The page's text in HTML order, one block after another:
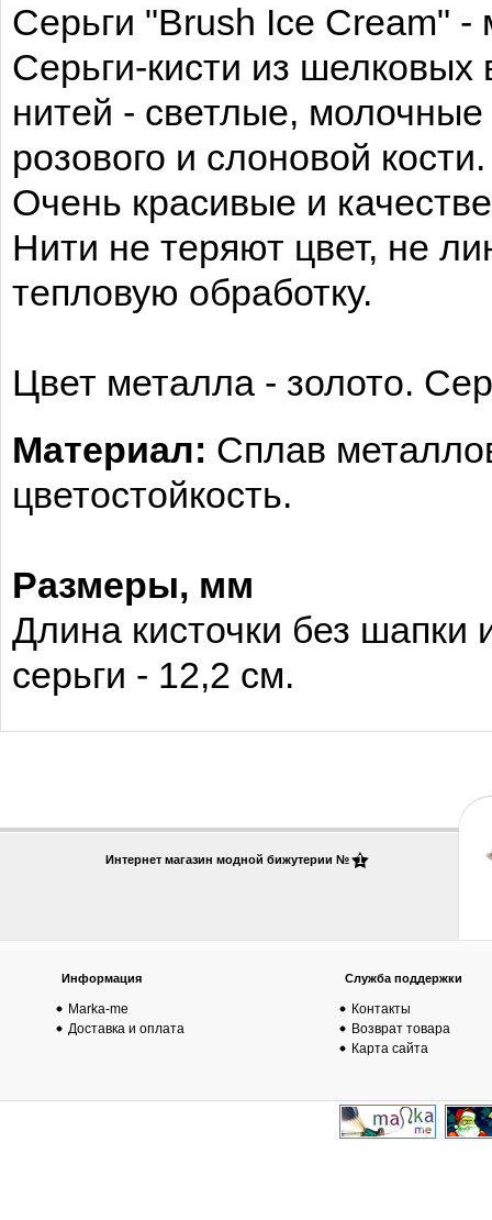
Серьги "Brush Ice Cream" -
Серьги-кисти из
нитей - светлые, молочные
розового и слоновой
Очень красивые и
Нити не теряют цвет, не
тепловую обработку.
Цвет металла - золото.
Материал: Сплав
цветостойкость.
Размеры, мм
Длина кисточки без
серьги - 12,2 см.
Интернет магазин модной бижутерии № 1
Информация
Marka-me
Доставка и оплата
Служба поддержки
Контакты
Возврат товара
Карта сайта